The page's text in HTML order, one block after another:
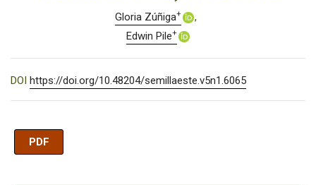
Gloria Zúñiga+
Edwin Pile+
DOI https://doi.org/10.48204/semillaeste.v5n1.6065
PDF